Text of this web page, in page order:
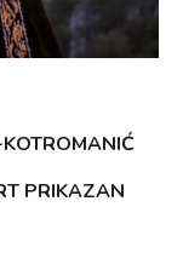
PRIKAZAN